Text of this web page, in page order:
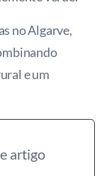
no Algarve,
e um
artigo